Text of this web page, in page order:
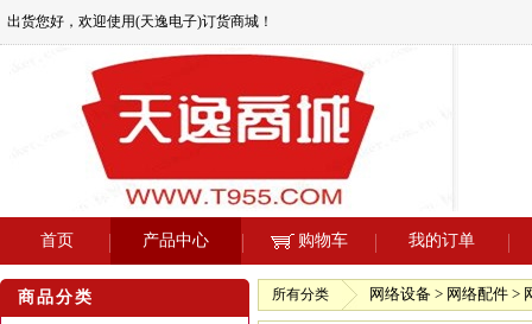
出货您好，欢迎使用(天逸电子)订货商城！
首页 产品中心 购物车 我的订单
商品分类 所有分类 网络设备 > 网络配件 >